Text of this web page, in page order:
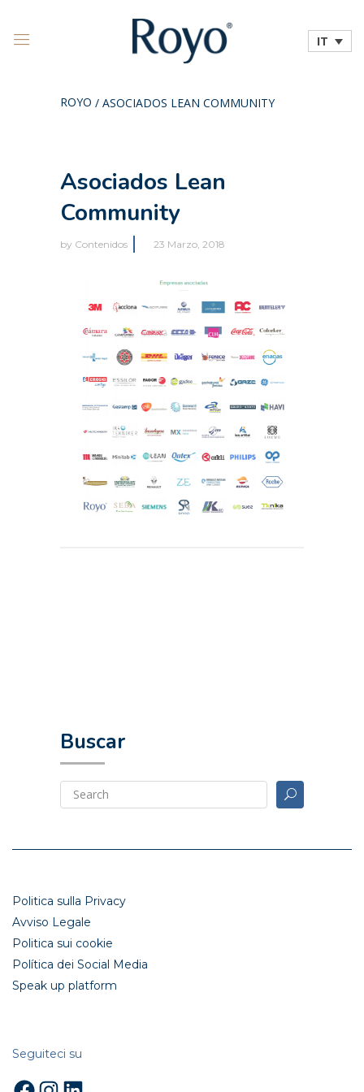
IT
ROYO / ASOCIADOS LEAN COMMUNITY
Asociados Lean
Community
by Contenidos 23 Marzo, 2018
Buscar
Politica sulla Privacy
Avviso Legale
Politica sui cookie
Política dei Social Media
Speak up platform
Seguiteci su